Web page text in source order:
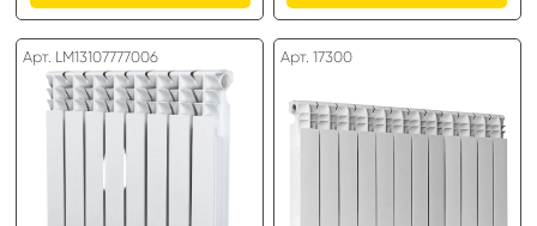
Арт. LM13107777006 Арт. 17300